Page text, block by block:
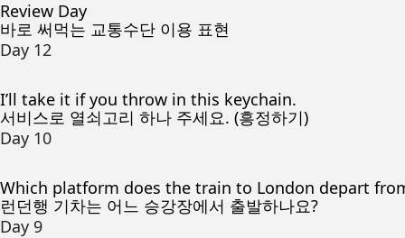
Review Day
바로 써먹는 교통수단 이용 표현
Day 12
I’ll take it if you throw in this keychain.
서비스로 열쇠고리 하나 주세요. (흥정하기)
Day 10
Which platform does the train to London depart
런던행 기차는 어느 승강장에서 출발하나요?
Day 9